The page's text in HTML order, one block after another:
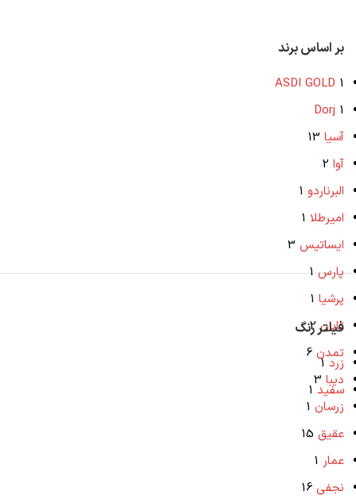
بر اساس برند
ASDI GOLD 1
Dorj 1
آسیا 13
آوا 2
البرناردو 1
امیرطلا 1
ایساتیس 3
پارس 1
پرشیا 1
تابان 2
تمدن 6
دیبا 3
زرسان 1
عقیق 15
عمار 1
نجفی 16
فیلتر رنگ
زرد 1
سفید 1